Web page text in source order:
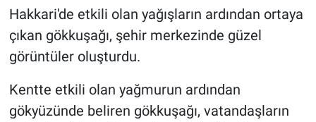
Hakkari'de etkili olan yağışların ardından ortaya
çıkan gökkuşağı, şehir merkezinde güzel
görüntüler oluşturdu.
Kentte etkili olan yağmurun ardından
gökyüzünde beliren gökkuşağı, vatandaşların